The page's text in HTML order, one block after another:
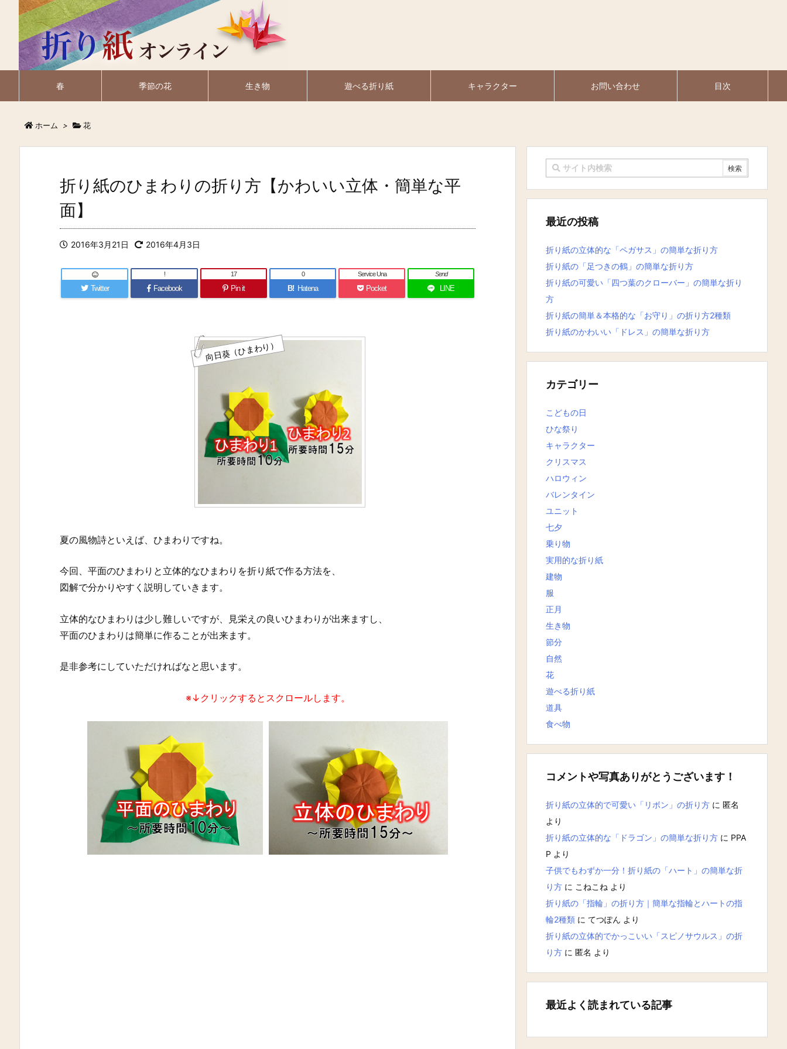
春 季節の花 生き物 遊べる折り紙 キャラクター お問い合わせ 目次
ホーム > 花
折り紙のひまわりの折り方【かわいい立体・簡単な平
面】
2016年3月21日 2016年4月3日
Twitter Facebook
!
Pin it
17
B! Hatena
0
Pocket
Service Una
LINE
Send
向日葵（ひまわり）
夏の風物詩といえば、ひまわりですね。
今回、平面のひまわりと立体的なひまわりを折り紙で作る方法を、
図解で分かりやすく説明していきます。
立体的なひまわりは少し難しいですが、見栄えの良いひまわりが出来ますし、
平面のひまわりは簡単に作ることが出来ます。
是非参考にしていただければなと思います。
※↓クリックするとスクロールします。
最近の投稿
折り紙の立体的な「ペガサス」の簡単な折り方
折り紙の「足つきの鶴」の簡単な折り方
折り紙の可愛い「四つ葉のクローバー」の簡単な折り
方
折り紙の簡単＆本格的な「お守り」の折り方2種類
折り紙のかわいい「ドレス」の簡単な折り方
カテゴリー
こどもの日
ひな祭り
キャラクター
クリスマス
ハロウィン
バレンタイン
ユニット
七夕
乗り物
実用的な折り紙
建物
服
正月
生き物
節分
自然
花
遊べる折り紙
道具
食べ物
コメントや写真ありがとうございます！
折り紙の立体的で可愛い「リボン」の折り方 に 匿名
より
折り紙の立体的な「ドラゴン」の簡単な折り方 に PPA
P より
子供でもわずか一分！折り紙の「ハート」の簡単な折
り方 に こねこね より
折り紙の「指輪」の折り方｜簡単な指輪とハートの指
輪2種類 に てつぽん より
折り紙の立体的でかっこいい「スピノサウルス」の折
り方 に 匿名 より
最近よく読まれている記事